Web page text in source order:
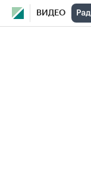
ВИДЕО